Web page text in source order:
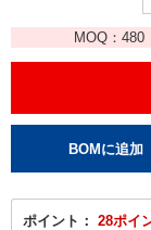
MOQ：480
ポイント： 28ポイ